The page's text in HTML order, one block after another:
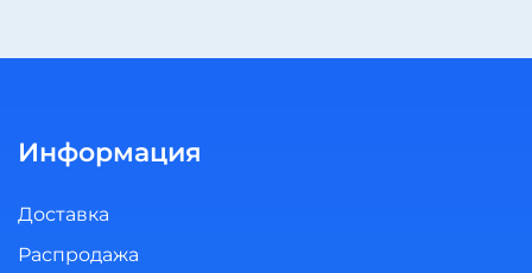
Информация
Доставка
Распродажа